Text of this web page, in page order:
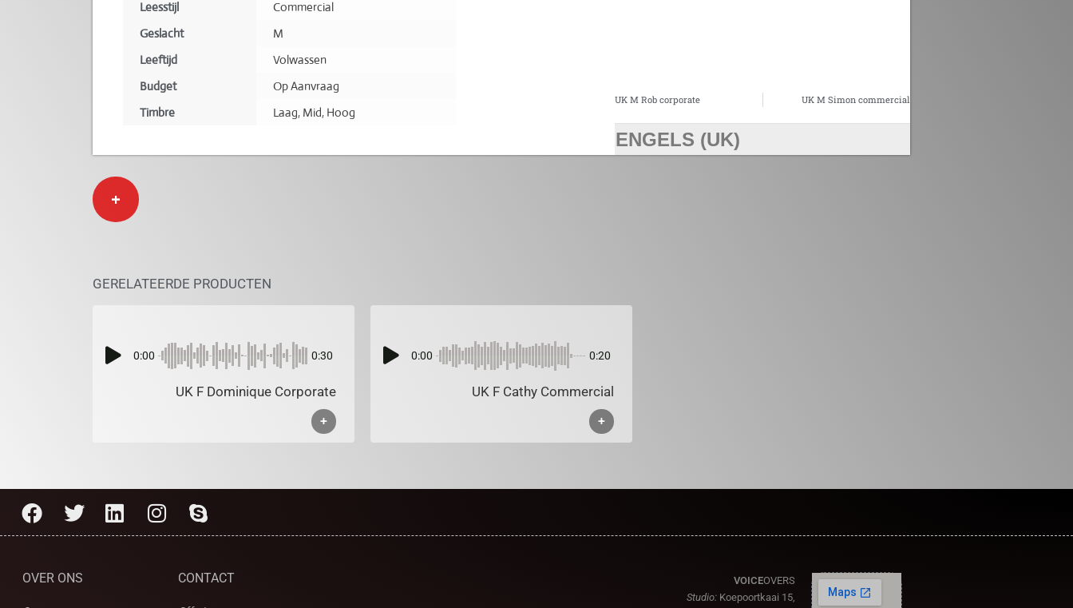
Leesstijl
Commercial
Geslacht
M
Leeftijd
Volwassen
Budget
Op Aanvraag
Timbre
Laag, Mid, Hoog
UK M Rob corporate UK M Simon commercial
ENGELS (UK)
+
GERELATEERDE PRODUCTEN
0:00 0:30
UK F Dominique Corporate
+
0:00 0:20
UK F Cathy Commercial
+
OVER ONS CONTACT VOICEOVERS
Studio:Koepoortkaai 15,